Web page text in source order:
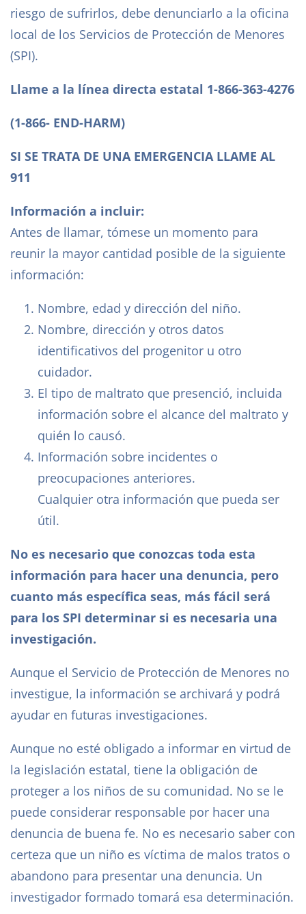
riesgo de sufrirlos, debe denunciarlo a la oficina
local de los Servicios de Protección de Menores
(SPI).
Llame a la línea directa estatal 1-866-363-4276
(1-866- END-HARM)
SI SE TRATA DE UNA EMERGENCIA LLAME AL
911
Información a incluir:
Antes de llamar, tómese un momento para
reunir la mayor cantidad posible de la siguiente
información:
Nombre, edad y dirección del niño.
Nombre, dirección y otros datos
identificativos del progenitor u otro
cuidador.
El tipo de maltrato que presenció, incluida
información sobre el alcance del maltrato y
quién lo causó.
Información sobre incidentes o
preocupaciones anteriores.
Cualquier otra información que pueda ser
útil.
No es necesario que conozcas toda esta
información para hacer una denuncia, pero
cuanto más específica seas, más fácil será
para los SPI determinar si es necesaria una
investigación.
Aunque el Servicio de Protección de Menores no
investigue, la información se archivará y podrá
ayudar en futuras investigaciones.
Aunque no esté obligado a informar en virtud de
la legislación estatal, tiene la obligación de
proteger a los niños de su comunidad. No se le
puede considerar responsable por hacer una
denuncia de buena fe. No es necesario saber con
certeza que un niño es víctima de malos tratos o
abandono para presentar una denuncia. Un
investigador formado tomará esa determinación.